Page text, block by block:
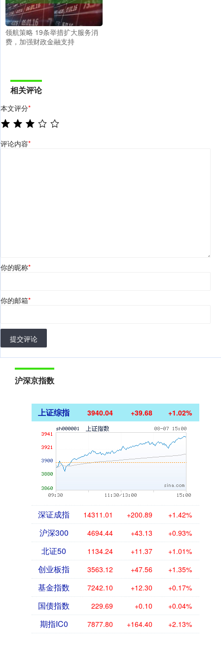
领航策略 19条举措扩大服务消
费，加强财政金融支持
相关评论
本文评分*
评论内容*
你的昵称*
你的邮箱*
提交评论
沪深京指数
上证综指 3940.04 +39.68 +1.02%
深证成指 14311.01 +200.89 +1.42%
沪深300 4694.44 +43.13 +0.93%
北证50 1134.24 +11.37 +1.01%
创业板指 3563.12 +47.56 +1.35%
基金指数 7242.10 +12.30 +0.17%
国债指数 229.69 +0.10 +0.04%
期指IC0 7877.80 +164.40 +2.13%